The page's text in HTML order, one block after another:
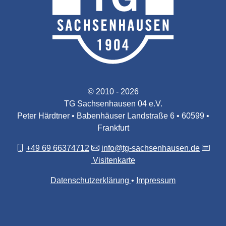
© 2010 - 2026
TG Sachsenhausen 04 e.V.
Peter Härdtner • Babenhäuser Landstraße 6 • 60599 •
Frankfurt
+49 69 66374712
info@tg-sachsenhausen.de
Visitenkarte
Datenschutzerklärung Impressum